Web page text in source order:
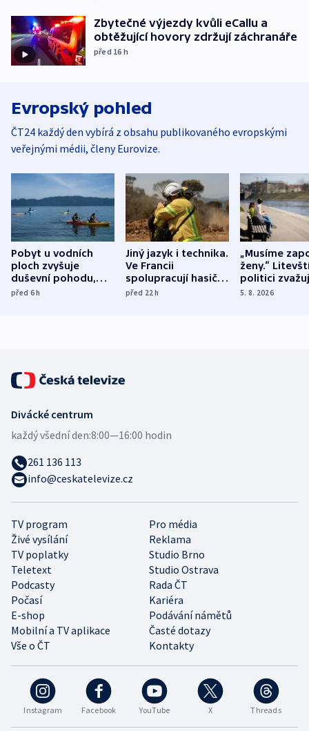
Zbytečné výjezdy kvůli eCallu a
obtěžující hovory zdržují záchranáře
před 16 h
Evropský pohled
ČT24 každý den vybírá z obsahu publikovaného evropskými
veřejnými médii, členy Eurovize.
Pobyt u vodních
ploch zvyšuje
duševní pohodu,
ukázala
před 6h
Jiný jazyk i technika.
Ve Francii
spolupracují hasiči z
různých zemí
před 22h
„Musíme
ženy.“
politici
dohodu o
5. 8. 2026
Instagram Facebook YouTube X Threads
TV program
Pro média
Živé vysílání
Reklama
TV poplatky
Studio Brno
Teletext
Studio Ostrava
Podcasty
Rada ČT
Počasí
Kariéra
E-shop
Podávání námětů
Mobilní a TV aplikace
Časté dotazy
Vše o ČT
Kontakty
Divácké centrum
každý všední den:8:00—16:00 hodin
261 136 113
info@ceskatelevize.cz